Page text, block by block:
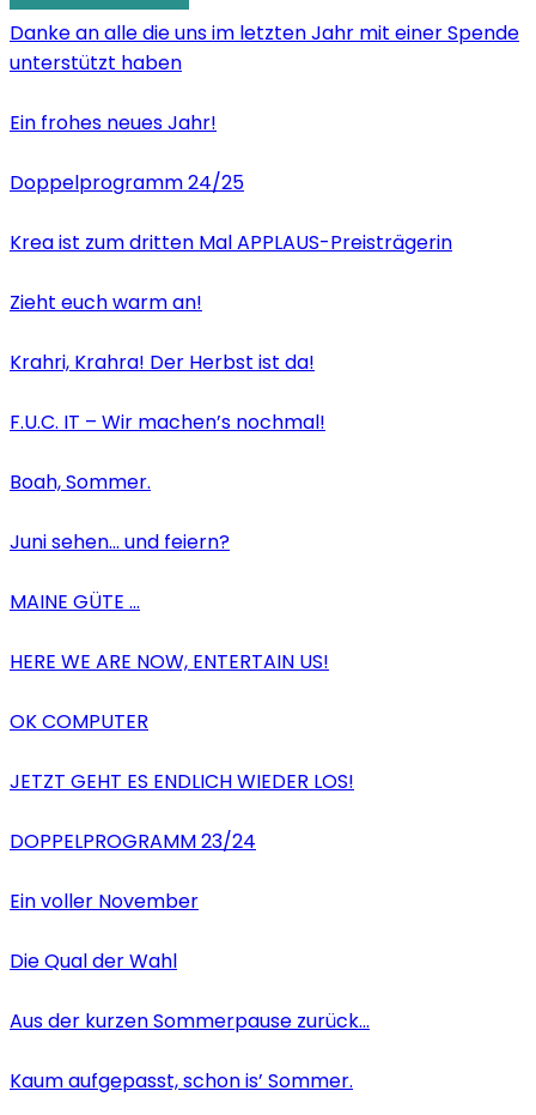
Danke an alle die uns im letzten Jahr mit einer Spende
unterstützt haben
Ein frohes neues Jahr!
Doppelprogramm 24/25
Krea ist zum dritten Mal APPLAUS-Preisträgerin
Zieht euch warm an!
Krahri, Krahra! Der Herbst ist da!
F.U.C. IT – Wir machen’s nochmal!
Boah, Sommer.
Juni sehen… und feiern?
MAINE GÜTE …
HERE WE ARE NOW, ENTERTAIN US!
OK COMPUTER
JETZT GEHT ES ENDLICH WIEDER LOS!
DOPPELPROGRAMM 23/24
Ein voller November
Die Qual der Wahl
Aus der kurzen Sommerpause zurück…
Kaum aufgepasst, schon is’ Sommer.